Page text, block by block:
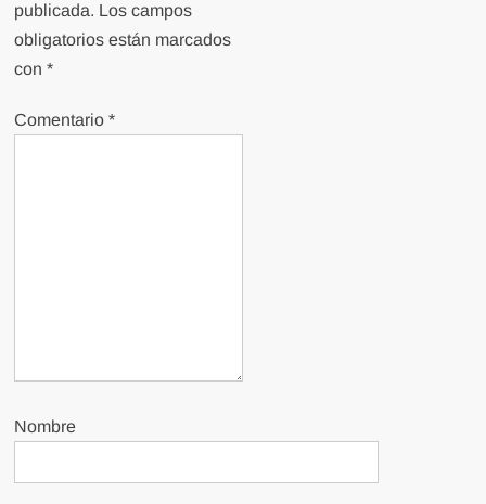
publicada. Los campos
obligatorios están marcados
con*
Comentario*
Nombre